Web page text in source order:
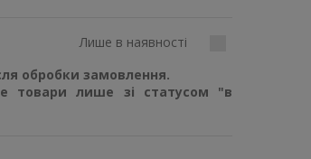
Лише в наявності
обробки замовлення.
товари лише зі статусом "в